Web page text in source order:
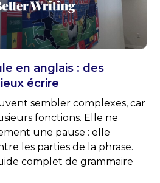
en anglais : des
écrire
sembler complexes, car
fonctions. Elle ne
une pause : elle
les parties de la phrase.
complet de grammaire